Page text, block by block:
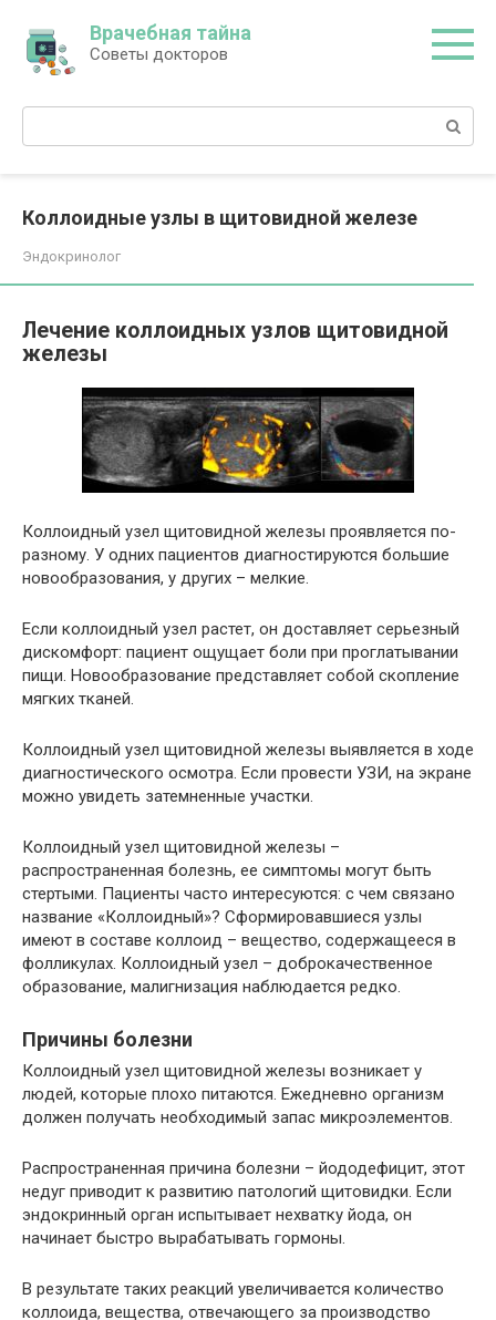
контенту
Врачебная тайна
Советы докторов
Поиск:
Коллоидные узлы в щитовидной железе
Эндокринолог
Лечение коллоидных узлов щитовидной
железы
Коллоидный узел щитовидной железы проявляется по-
разному. У одних пациентов диагностируются большие
новообразования, у других – мелкие.
Если коллоидный узел растет, он доставляет серьезный
дискомфорт: пациент ощущает боли при проглатывании
пищи. Новообразование представляет собой скопление
мягких тканей.
Коллоидный узел щитовидной железы выявляется в ходе
диагностического осмотра. Если провести УЗИ, на экране
можно увидеть затемненные участки.
Коллоидный узел щитовидной железы –
распространенная болезнь, ее симптомы могут быть
стертыми. Пациенты часто интересуются: с чем связано
название «Коллоидный»? Сформировавшиеся узлы
имеют в составе коллоид – вещество, содержащееся в
фолликулах. Коллоидный узел – доброкачественное
образование, малигнизация наблюдается редко.
Причины болезни
Коллоидный узел щитовидной железы возникает у
людей, которые плохо питаются. Ежедневно организм
должен получать необходимый запас микроэлементов.
Распространенная причина болезни – йододефицит, этот
недуг приводит к развитию патологий щитовидки. Если
эндокринный орган испытывает нехватку йода, он
начинает быстро вырабатывать гормоны.
В результате таких реакций увеличивается количество
коллоида, вещества, отвечающего за производство